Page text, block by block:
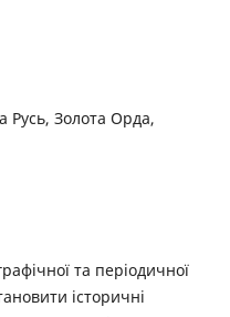
Русь, Золота Орда,
та періодичної
історичні